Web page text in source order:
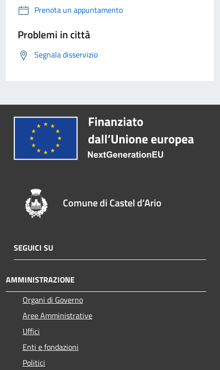
Prenota un appuntamento
Problemi in città
Segnala disservizio
Comune di Castel d'Ario
SEGUICI SU
AMMINISTRAZIONE
Organi di Governo
Aree Amministrative
Uffici
Enti e fondazioni
Politici